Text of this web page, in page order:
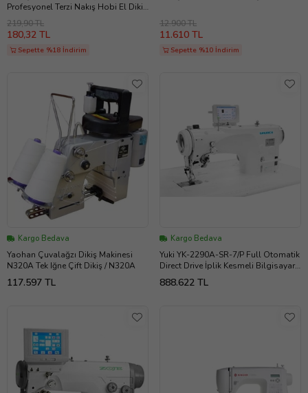
Profesyonel Terzi Nakış Hobi El Dikiş
Kutusu 25 Parça Dikiş İğnesi Seti
219,90 TL
180,32 TL
Sepette %18 İndirim
12.900 TL
11.610 TL
Sepette %10 İndirim
Kargo Bedava
Yaohan Çuvalağzı Dikiş Makinesi
N320A Tek Iğne Çift Dikiş / N320A
117.597 TL
Kargo Bedava
Yuki YK-2290A-SR-7/P Full Otomatik
Direct Drive İplik Kesmeli Bilgisayar
İle Programlanabilir Piko Zikzak
Makinası
888.622 TL